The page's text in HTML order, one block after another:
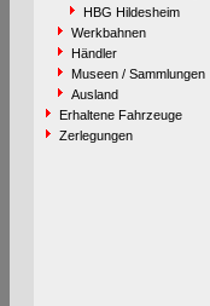
HBG Hildesheim
Werkbahnen
Händler
Museen / Sammlungen
Ausland
Erhaltene Fahrzeuge
Zerlegungen